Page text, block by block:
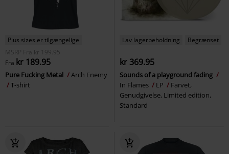
Plus sizes er tilgængelige
MSRP
Fra kr 199.95
Fra kr 189.95
Pure Fucking Metal
Arch Enemy
T-shirt
Lav lagerbeholdning Begrænset
kr 369.95
Sounds of a playground fading
In Flames
LP
Farvet,
Genudgivelse, Limited edition,
Standard